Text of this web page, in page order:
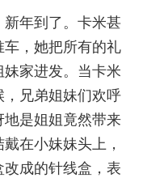
年到了。卡米甚
，她把所有的礼
家进发。当卡米
兄弟姐妹们欢呼
是姐姐竟然带来
在小妹妹头上，
成的针线盒，表